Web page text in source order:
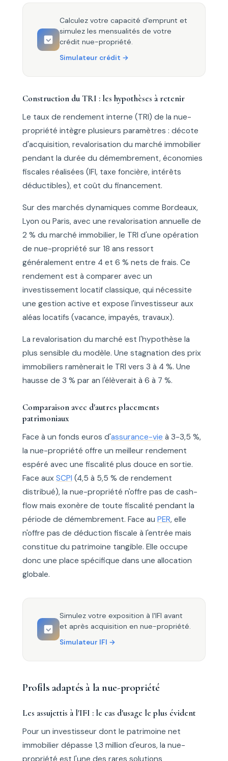
Calculez votre capacité d'emprunt et
simulez les mensualités de votre
crédit nue-propriété.
Simulateur crédit
Construction du TRI : les hypothèses à retenir
Le taux de rendement interne (TRI) de la nue-
propriété intègre plusieurs paramètres : décote
d'acquisition, revalorisation du marché immobilier
pendant la durée du démembrement, économies
fiscales réalisées (IFI, taxe foncière, intérêts
déductibles), et coût du financement.
Sur des marchés dynamiques comme Bordeaux,
Lyon ou Paris, avec une revalorisation annuelle de
2 % du marché immobilier, le TRI d'une opération
de nue-propriété sur 18 ans ressort
généralement entre 4 et 6 % nets de frais. Ce
rendement est à comparer avec un
investissement locatif classique, qui nécessite
une gestion active et expose l'investisseur aux
aléas locatifs (vacance, impayés, travaux).
La revalorisation du marché est l'hypothèse la
plus sensible du modèle. Une stagnation des prix
immobiliers ramènerait le TRI vers 3 à 4 %. Une
hausse de 3 % par an l'élèverait à 6 à 7 %.
Comparaison avec d'autres placements
patrimoniaux
Face à un fonds euros d'assurance-vie à 3-3,5 %,
la nue-propriété offre un meilleur rendement
espéré avec une fiscalité plus douce en sortie.
Face aux SCPI (4,5 à 5,5 % de rendement
distribué), la nue-propriété n'offre pas de cash-
flow mais exonère de toute fiscalité pendant la
période de démembrement. Face au PER, elle
n'offre pas de déduction fiscale à l'entrée mais
constitue du patrimoine tangible. Elle occupe
donc une place spécifique dans une allocation
globale.
Simulez votre exposition à l'IFI avant
et après acquisition en nue-propriété.
Simulateur IFI
Profils adaptés à la nue-propriété
Les assujettis à l'IFI : le cas d'usage le plus évident
Pour un investisseur dont le patrimoine net
immobilier dépasse 1,3 million d'euros, la nue-
propriété est l'une des rares solutions